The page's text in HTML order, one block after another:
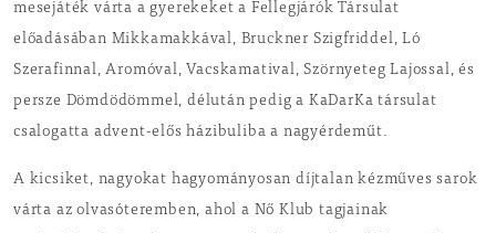
mesejáték várta a gyerekeket a Fellegjárók Társulat
előadásában Mikkamakkával, Bruckner Szigfriddel, Ló
Szerafinnal, Aromóval, Vacskamatival, Szörnyeteg Lajossal, és
persze Dömdödömmel, délután pedig a KaDarKa társulat
csalogatta advent-elős házibuliba a nagyérdeműt.
A kicsiket, nagyokat hagyományosan díjtalan kézműves sarok
várta az olvasóteremben, ahol a Nő Klub tagjainak